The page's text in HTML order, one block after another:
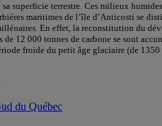
superficie terrestre. Ces milieux
maritimes de l’île d’Anticosti se
En effet, la reconstitution du
12 000 tonnes de carbone se sont
froide du petit âge glaciaire (de
du Québec